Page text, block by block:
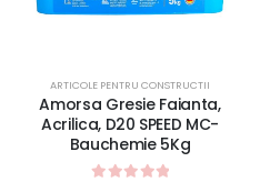
ARTICOLE PENTRU CONSTRUCTII
Amorsa Gresie Faianta,
Acrilica, D20 SPEED MC-
Bauchemie 5Kg